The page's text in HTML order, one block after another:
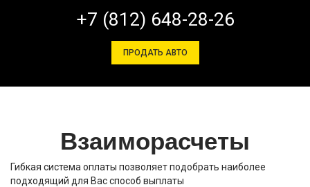
+7 (812) 648-28-26
ПРОДАТЬ АВТО
Взаиморасчеты
Гибкая система оплаты позволяет подобрать наиболее
подходящий для Вас способ выплаты